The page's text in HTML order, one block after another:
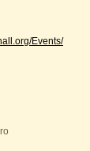
Events/